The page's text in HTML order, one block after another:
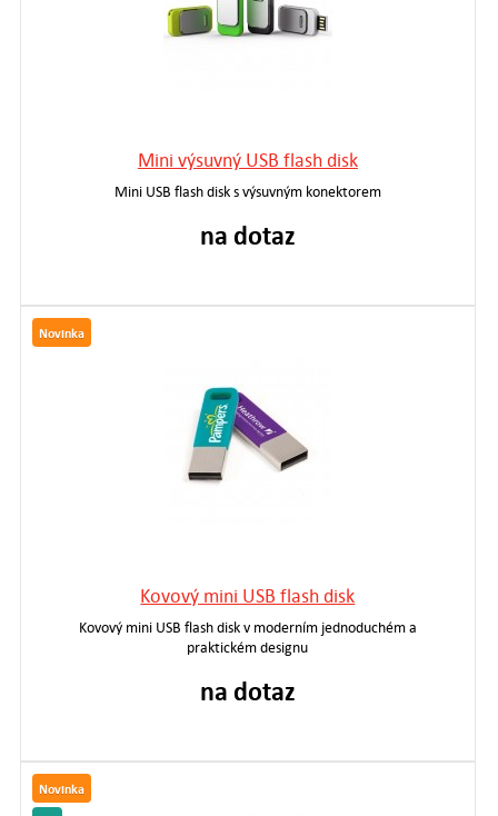
Mini výsuvný USB flash disk
Mini USB flash disk s výsuvným konektorem
na dotaz
Novinka
Kovový mini USB flash disk
Kovový mini USB flash disk v moderním jednoduchém a
praktickém designu
na dotaz
Novinka